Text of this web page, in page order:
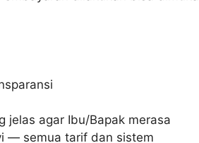
jelas agar Ibu/Bapak merasa
— semua tarif dan sistem